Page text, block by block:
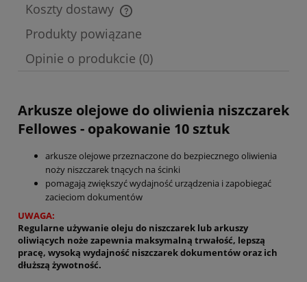
Koszty dostawy
Cena nie zawiera ewentualnych kosztów płatności
Produkty powiązane
Opinie o produkcie (0)
Arkusze olejowe do oliwienia niszczarek
Fellowes - opakowanie 10 sztuk
arkusze olejowe przeznaczone do bezpiecznego oliwienia
noży niszczarek tnących na ścinki
pomagają zwiększyć wydajność urządzenia i zapobiegać
zacięciom dokumentów
łatwe w użyciu: wystarczy zniszczyć jeden arkusz i
uruchomić niszczarkę w opcji cofania na 2-3 sekundy (należy
powtórz tę czynność za każdym razem, gdy kosz niszczarki
jest opróżniany)
opakowanie zawiera 10 arkuszy olejowych
UWAGA:
Regularne używanie oleju do niszczarek lub arkuszy
oliwiących noże zapewnia maksymalną trwałość, lepszą
pracę, wysoką wydajność niszczarek dokumentów oraz ich
dłuższą żywotność.